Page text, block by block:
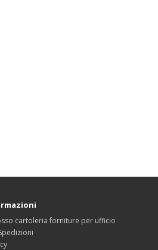
cartoleria forniture per ufficio